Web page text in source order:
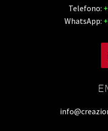
Telefono:
WhatsApp: